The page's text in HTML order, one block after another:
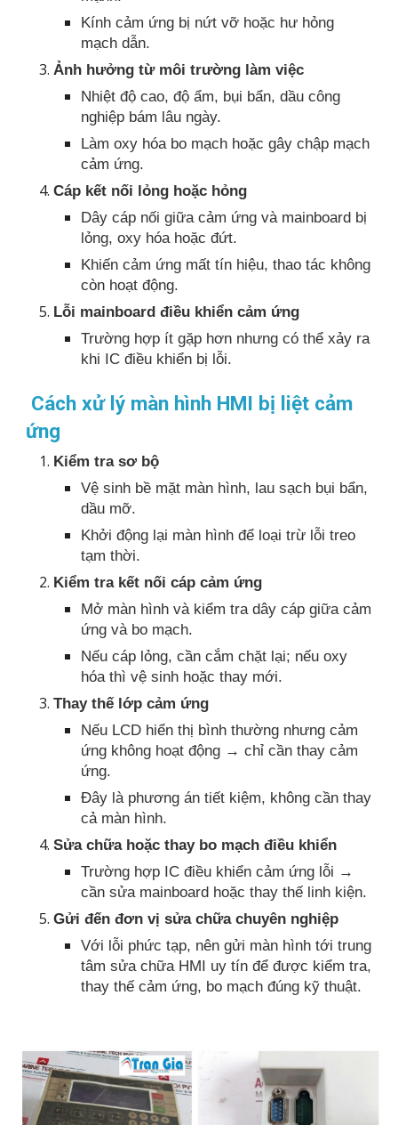
Kính cảm ứng bị nứt vỡ hoặc hư hỏng
mạch dẫn.
Ảnh hưởng từ môi trường làm việc
Nhiệt độ cao, độ ẩm, bụi bẩn, dầu công
nghiệp bám lâu ngày.
Làm oxy hóa bo mạch hoặc gây chập mạch
cảm ứng.
Cáp kết nối lỏng hoặc hỏng
Dây cáp nối giữa cảm ứng và mainboard bị
lỏng, oxy hóa hoặc đứt.
Khiến cảm ứng mất tín hiệu, thao tác không
còn hoạt động.
Lỗi mainboard điều khiển cảm ứng
Trường hợp ít gặp hơn nhưng có thể xảy ra
khi IC điều khiển bị lỗi.
Cách xử lý màn hình HMI bị liệt cảm
ứng
Kiểm tra sơ bộ
Vệ sinh bề mặt màn hình, lau sạch bụi bẩn,
dầu mỡ.
Khởi động lại màn hình để loại trừ lỗi treo
tạm thời.
Kiểm tra kết nối cáp cảm ứng
Mở màn hình và kiểm tra dây cáp giữa cảm
ứng và bo mạch.
Nếu cáp lỏng, cần cắm chặt lại; nếu oxy
hóa thì vệ sinh hoặc thay mới.
Thay thế lớp cảm ứng
Nếu LCD hiển thị bình thường nhưng cảm
ứng không hoạt động → chỉ cần thay cảm
ứng.
Đây là phương án tiết kiệm, không cần thay
cả màn hình.
Sửa chữa hoặc thay bo mạch điều khiển
Trường hợp IC điều khiển cảm ứng lỗi →
cần sửa mainboard hoặc thay thế linh kiện.
Gửi đến đơn vị sửa chữa chuyên nghiệp
Với lỗi phức tạp, nên gửi màn hình tới trung
tâm sửa chữa HMI uy tín để được kiểm tra,
thay thế cảm ứng, bo mạch đúng kỹ thuật.